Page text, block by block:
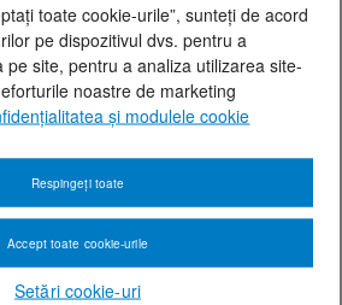
toate cookie-urile”, sunteți de acord
pe dispozitivul dvs. pentru a
site, pentru a analiza utilizarea site-
noastre de marketing
și modulele cookie
Setări cookie-uri
Respingeți toate
Accept toate cookie-urile